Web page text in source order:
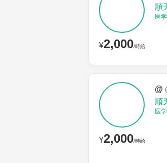
¥2,000/時給
順
医
¥2,000/時給
@
順
医